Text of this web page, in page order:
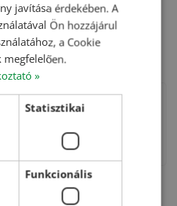
Csőbilincs ø200 mm
ROMANIAN
CROATIAN
javítása érdekében. A
Ön hozzájárul
a Cookie
megfelelően.
»
Statisztikai
Funkcionális